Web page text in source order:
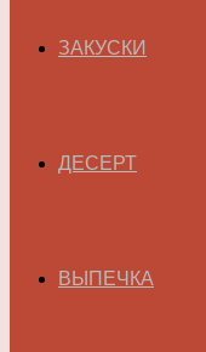
ЗАКУСКИ
ДЕСЕРТ
ВЫПЕЧКА